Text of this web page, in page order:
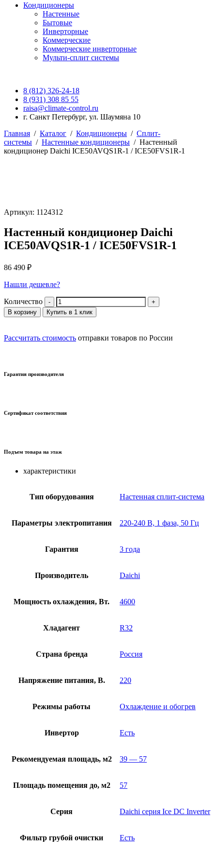
Кондиционеры
Настенные
Бытовые
Инверторные
Коммерческие
Коммерческие инверторные
Мульти-сплит системы
8 (812) 326-24-18
8 (931) 308 85 55
raisa@climate-control.ru
г. Санкт Петербург, ул. Шаумяна 10
Главная / Каталог / Кондиционеры / Сплит-
системы / Настенные кондиционеры / Настенный
кондиционер Daichi ICE50AVQS1R-1 / ICE50FVS1R-1
Артикул: 1124312
Настенный кондиционер Daichi
ICE50AVQS1R-1 / ICE50FVS1R-1
86 490 ₽
Нашли дешевле?
Количество
В корзину Купить в 1 клик
Рассчитать стоимость отправки товаров по России
Гарантия производителя
Сертификат соответствия
Подъем товара на этаж
характеристики
Тип оборудования Настенная сплит-система
Параметры электропитания 220-240 В, 1 фаза, 50 Гц
Гарантия 3 года
Производитель Daichi
Мощность охлаждения, Вт. 4600
Хладагент R32
Страна бренда Россия
Напряжение питания, В. 220
Режимы работы Охлаждение и обогрев
Инвертор Есть
Рекомендуемая площадь, м2 39 — 57
Площадь помещения до, м2 57
Серия Daichi серия Ice DC Inverter
Фильтр грубой очистки Есть